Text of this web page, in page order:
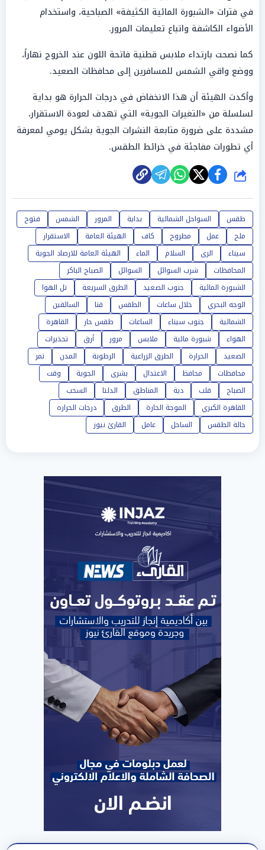
في فترات «الشبورة المائية الكثيفة» الصباحية، واستخدام
الأضواء الكاشفة واتباع تعليمات المرور.
كما نصحت بارتداء ملابس قطنية فاتحة اللون عند الخروج نهاراً،
ووضع واقي الشمس للمسافرين إلى محافظات الصعيد.
وأكدت الهيئة أن هذا الانخفاض في درجات الحرارة هو بداية
لسلسلة من «التغيرات الجوية» التي تهدف لعودة الاستقرار،
مشددة على ضرورة متابعة النشرات الجوية بشكل يومي لمعرفة
أي تطورات مفاجئة في خرائط الطقس.
شارك
طقس السواحل الشمالية بداية المرور الشمس
فتوح
ملح
عمل مطروح كاف الهيئة العامة
الاستقرار
سيناء
الرى السلام الماء
الهيئة العامة للارصاد الجوية
المحافظات
شرب السوائل السوائل
الصباح الباكر
الشبورة المائية
جنوب الصعيد الطرق السريعة
تل الهوا
الوجه البحري
خلال ساعات الطقس قنا
السائقين
الشمالية
جنوب سيناء الساعات طقس حار
القاهرة
الهواء
شبورة مائية ملابس مرور أرق
تحذيرات
الصعيد
الحرارة الطرق الزراعية الرطوبة المدن
تمر
محافظات
محافظ الاعتدال بشرى الجوية
وقت
الصباح
قلب دية المناطق الدلتا
السحب
القاهرة الكبري
الموجة الحارة الطرق
درجات الحراره
حالة الطقس
الساحل عامل القارئ نيوز